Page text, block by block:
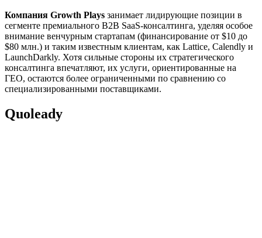
Компания Growth Plays занимает лидирующие позиции в
сегменте премиального B2B SaaS-консалтинга, уделяя особое
внимание венчурным стартапам (финансирование от $10 до
$80 млн.) и таким известным клиентам, как Lattice, Calendly и
LaunchDarkly. Хотя сильные стороны их стратегического
консалтинга впечатляют, их услуги, ориентированные на
ГЕО, остаются более ограниченными по сравнению со
специализированными поставщиками.
Quoleady